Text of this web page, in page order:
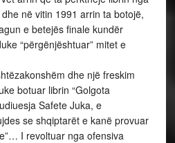
në vitin 1991 arrin ta botojë,
e betejës finale kundër
“përgënjështuar” mitet e
dhe një freskim
botuar librin “Golgota
Safete Juka, e
se shqiptarët e kanë provuar
I revoltuar nga ofensiva